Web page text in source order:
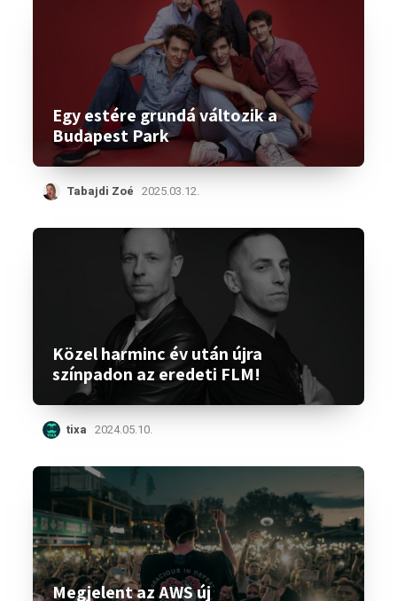
Egy estére grundá változik a
Budapest Park
Tabajdi Zoé 2025.03.12.
Közel harminc év után újra
színpadon az eredeti FLM!
tixa 2024.05.10.
Megjelent az AWS új